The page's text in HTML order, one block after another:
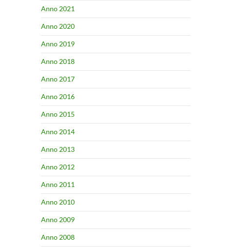
Anno 2021
Anno 2020
Anno 2019
Anno 2018
Anno 2017
Anno 2016
Anno 2015
Anno 2014
Anno 2013
Anno 2012
Anno 2011
Anno 2010
Anno 2009
Anno 2008